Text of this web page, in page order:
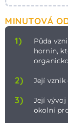
MINUTOVÁ
1)
Půda
hornin,
2) Její
3)
Její
okolní